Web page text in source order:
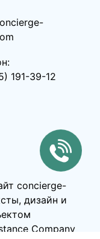
concierge-
дизайн и
Company
191-39-12